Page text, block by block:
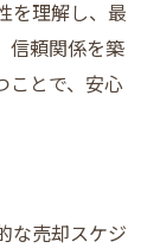
る影響
市場調査
を理解し、最
信頼関係を築
ことで、安心
な売却スケジ